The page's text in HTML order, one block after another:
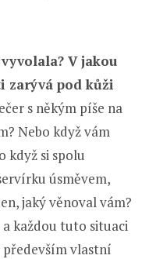
V jakou
zarývá pod kůži
s někým píše na
Nebo když vám
když si spolu
úsměvem,
jaký věnoval vám?
každou tuto situaci
vlastní